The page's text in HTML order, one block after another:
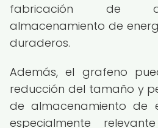
fabricación de
almacenamiento de
duraderos.
Además, el grafeno
reducción del tamaño y
de almacenamiento de
especialmente